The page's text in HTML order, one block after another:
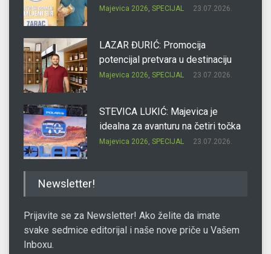
Majevica 2026, SPECIJAL 23.07.2026.
LAZAR ĐURIĆ: Promocija
potencijal pretvara u destinaciju
Majevica 2026, SPECIJAL 23.07.2026.
STEVICA LUKIĆ: Majevica je
idealna za avanturu na četiri točka
Majevica 2026, SPECIJAL 23.07.2026.
Newsletter!
Prijavite se za Newsletter! Ako želite da imate
svake sedmice editorijal i naše nove priče u Vašem
Inboxu.